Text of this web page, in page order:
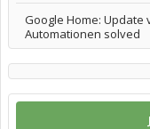
Google Home:
Automationen solved